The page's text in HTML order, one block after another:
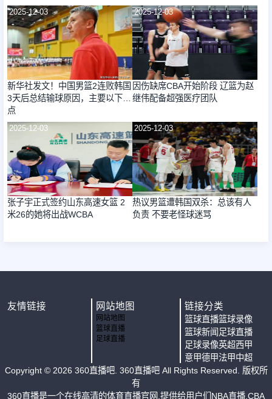
2025-12-03
新华社发文！中国男篮2连败韩国
3天后总结输球原因，主要以下3
点
2025-12-03
因伤缺席CBA开始阶段 辽篮为赵
继伟配备超强医疗团队
2025-12-03
张子宇正式签约山东高速女篮 2
米26的她将出战WCBA
2025-12-03
热议男篮遭韩国双杀：总该有人
负责 不要老怪球迷骂
友情链接 网站地图
网站地图
篮球直播
足球直播
链接分类
篮球直播篮球录像
篮球新闻 足球直播
足球录像英超西甲
意甲德甲法甲中超
Copyright © 2026 360直播吧. 360直播吧 All Rights Reserved. 版权所
有
360直播是一个在线高清的体育直播官网,提供给用户们NBA直播,CBA